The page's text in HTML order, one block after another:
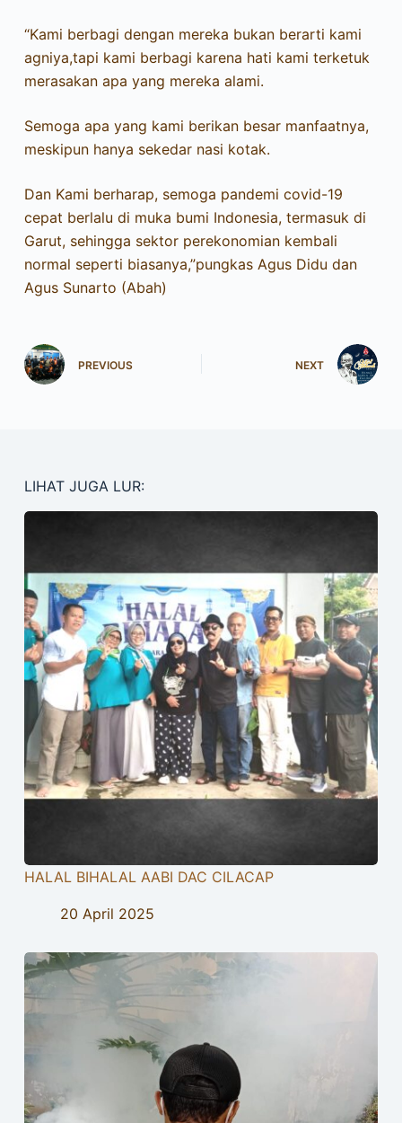
“Kami berbagi dengan mereka bukan berarti kami
agniya,tapi kami berbagi karena hati kami terketuk
merasakan apa yang mereka alami.
Semoga apa yang kami berikan besar manfaatnya,
meskipun hanya sekedar nasi kotak.
Dan Kami berharap, semoga pandemi covid-19
cepat berlalu di muka bumi Indonesia, termasuk di
Garut, sehingga sektor perekonomian kembali
normal seperti biasanya,”pungkas Agus Didu dan
Agus Sunarto (Abah)
PREVIOUS NEXT
LIHAT JUGA LUR:
HALAL BIHALAL AABI DAC CILACAP
20 April 2025